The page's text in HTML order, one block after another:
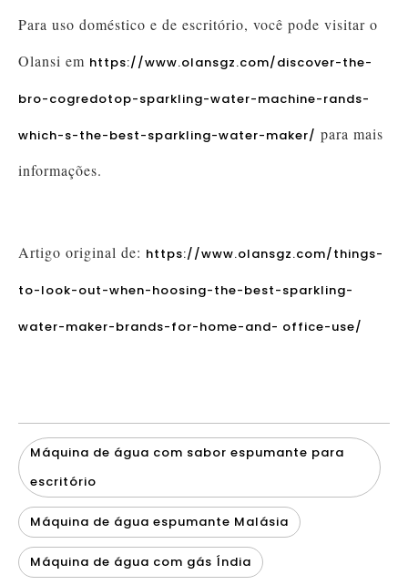
Para uso doméstico e de escritório, você pode visitar o
Olansi em https://www.olansgz.com/discover-the-
bro-cogredotop-sparkling-water-machine-rands-
which-s-the-best-sparkling-water-maker/ para mais
informações.
Artigo original de: https://www.olansgz.com/things-
to-look-out-when-hoosing-the-best-sparkling-
water-maker-brands-for-home-and- office-use/
Máquina de água com sabor espumante para
escritório
Máquina de água espumante Malásia
Máquina de água com gás Índia